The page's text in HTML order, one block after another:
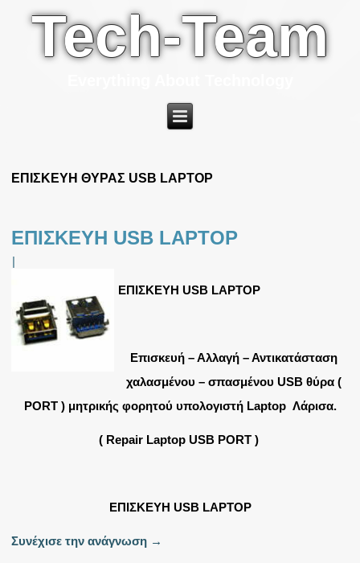
Tech-Team
ΕΠΙΣΚΕΥΗ ΘΥΡΑΣ USB LAPTOP
ΕΠΙΣΚΕΥΗ USB LAPTOP
|
ΕΠΙΣΚΕΥΗ USB LAPTOP
Επισκευή – Αλλαγή – Αντικατάσταση
χαλασμένου – σπασμένου USB θύρα (
PORT ) μητρικής φορητού υπολογιστή Laptop Λάρισα.
( Repair Laptop USB PORT )
ΕΠΙΣΚΕΥΗ USB LAPTOP
Συνέχισε την ανάγνωση →